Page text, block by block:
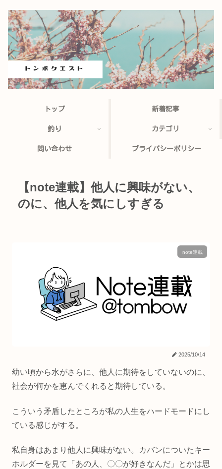
トップ 新着記事
釣り カテゴリ
問い合わせ プライバシーポリシー
【note連載】他人に興味がない、
のに、他人を気にしすぎる
note連載
2025/10/14
幼い頃から水がさらに、他人に期待をしていないのに、
社会が何かを恵んでくれると期待している。
こういう矛盾したところが私の人生をハードモードにし
ている感じがする。
私自身はあまり他人に興味がない。カバンについたキー
ホルダーを見て「あの人、〇〇が好きなんだ」とかは思